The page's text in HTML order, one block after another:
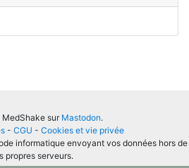
MedShake sur Mastodon.
- CGU - Cookies et vie privée
informatique envoyant vos données hors de
propres serveurs.